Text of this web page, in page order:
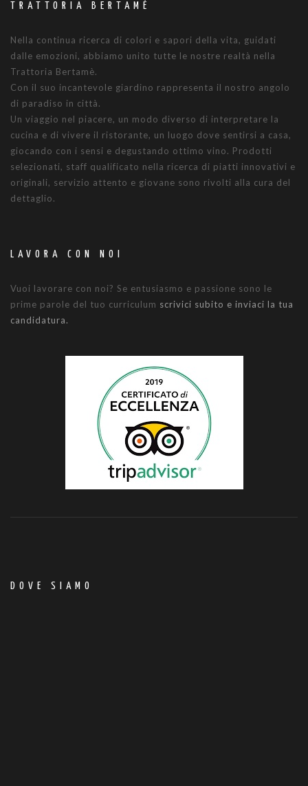
TRATTORIA BERTAMÈ
Nella continua ricerca di colori e sapori della vita, guidati
dalle emozioni, abbiamo unito tutte le nostre realtà nella
Trattoria Bertamè.
Con il suo incantevole giardino rappresenta il nostro angolo
di paradiso in città.
Un viaggio nel piacere, un modo diverso di interpretare la
cucina e di vivere il ristorante, un luogo dove sentirsi a casa,
giocando con i sensi e degustando ottimo vino. Prodotti
selezionati, staff qualificato nella ricerca di piatti innovativi e
originali, servizio attento e giovane sono rivolti alla cura del
dettaglio.
LAVORA CON NOI
Vuoi lavorare con noi? Se entusiasmo e passione sono le
prime parole del tuo curriculum scrivici subito e inviaci la tua
candidatura.
DOVE SIAMO